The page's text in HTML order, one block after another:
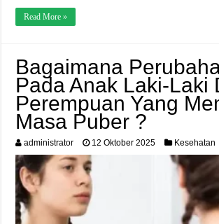
Read More »
Bagaimana
Pada Anak Laki-Laki
Perempuan Yang
Masa Puber ?
administrator 12 Oktober 2025 Kesehatan